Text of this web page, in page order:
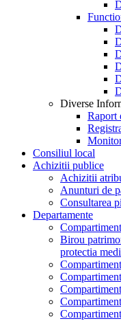
Diverse
Raport
Consiliul local
Achizitii publice
Achizitii
Anunturi de
Consultarea
Departamente
Birou
protectia